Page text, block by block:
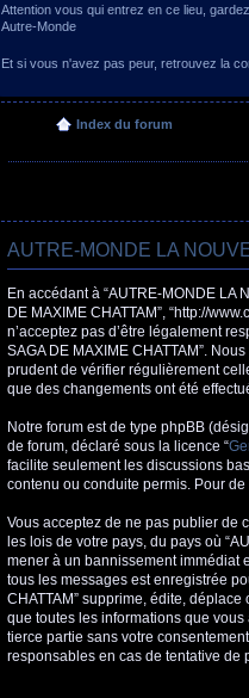
Attention vous qui entrez en ce lieu,
Autre-Monde
Et si vous n'avez pas peur, retrouvez la
Index du forum
AUTRE-MONDE LA
En accédant à “AUTRE-MONDE LA
DE MAXIME CHATTAM”, “http://
n’acceptez pas d’être légalement
SAGA DE MAXIME CHATTAM”.
prudent de vérifier régulièrement
que des changements ont été
Notre forum est de type phpBB
de forum, déclaré sous la licence “
facilite seulement les discussions
contenu ou conduite permis. Pour
Vous acceptez de ne pas publier de
les lois de votre pays, du pays où
mener à un bannissement immédiat
tous les messages est enregistrée
CHATTAM” supprime, édite,
que toutes les informations que
tierce partie sans votre
responsables en cas de tentative de